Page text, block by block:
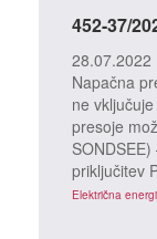
452-37/
28.07.2022
Napačna
ne
presoje
priključitev
Električna